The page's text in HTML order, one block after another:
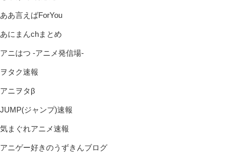
ああ言えばForYou
あにまんchまとめ
アニはつ -アニメ発信場-
ヲタク速報
アニヲタβ
JUMP(ジャンプ)速報
気まぐれアニメ速報
アニゲー好きのうずきんブログ